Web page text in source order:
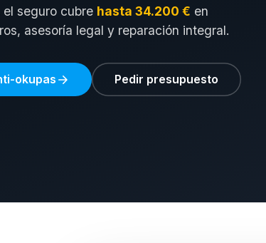
seguro cubre hasta 34.200 € en
asesoría legal y reparación integral.
okupas Pedir presupuesto